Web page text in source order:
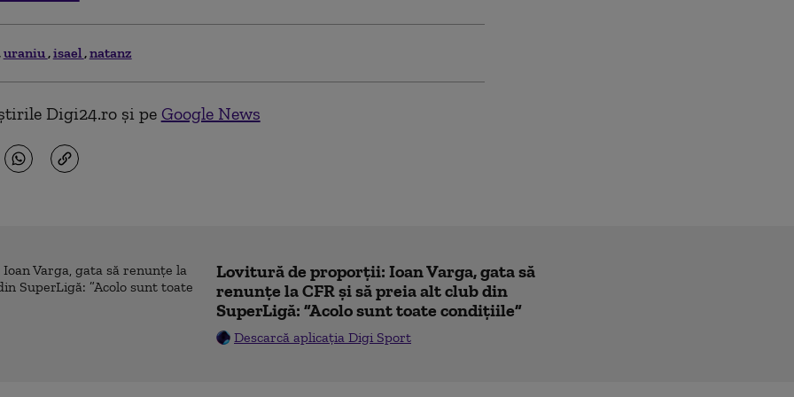
uraniu isael natanz
Digi24.ro și pe Google News
Lovitură de proporții: Ioan Varga, gata să
renunțe la CFR și să preia alt club din
SuperLigă: ”Acolo sunt toate condițiile”
Descarcă aplicația Digi Sport